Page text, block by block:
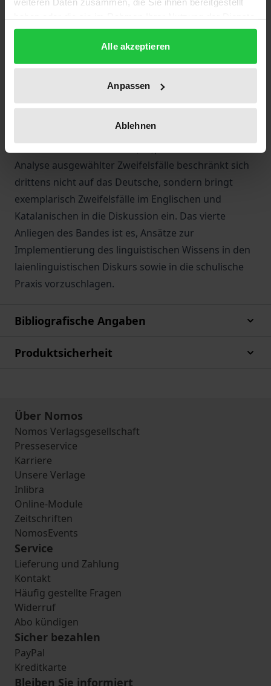
gesammelt haben.
Alle akzeptieren
Anpassen
Ablehnen
Zweifelsfällen in der breiten Öffentlichkeit. Dabei
setzt er vier Schwerpunkte: Erstens liegt der Fokus
auf einer adäquaten Definition des Gegenstands,
zweitens erproben viele Beiträge unterschiedliche
sprachreflektorischen und soziolinguistischen
Analyse ausgewählter Zweifelsfälle beschränkt sich
drittens nicht auf das Deutsche, sondern bringt
exemplarisch Zweifelsfälle im Englischen und
Katalanischen in die Diskussion ein. Das vierte
Anliegen des Bandes ist es, Ansätze zur
Implementierung des linguistischen Wissens in den
laienlinguistischen Diskurs sowie in die schulische
Praxis vorzuschlagen.
Bibliografische Angaben
Produktsicherheit
Über Nomos
Nomos Verlagsgesellschaft
Presseservice
Karriere
Unsere Verlage
Inlibra
Online-Module
Zeitschriften
NomosEvents
Service
Lieferung und Zahlung
Kontakt
Häufig gestellte Fragen
Widerruf
Abo kündigen
Sicher bezahlen
PayPal
Kreditkarte
Bleiben Sie informiert